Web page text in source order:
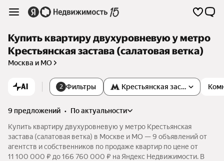
Купить квартиру двухуровневую у метро
Крестьянская застава (салатовая ветка)
Москва и МО
AI 2 Фильтры Крестьянская застава
9 предложений •
по актуальности
Купить квартиру двухуровневую у метро Крестьянская
застава (салатовая ветка) в Москве и МО — 9 объявлений от
агентств и собственников по продаже квартир по цене от
11 100 000 ₽ до 166 760 000 ₽ на Яндекс Недвижимости. В